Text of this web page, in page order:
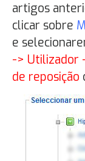
artigos
clicar sobre
e
-> Utilizador
de reposição